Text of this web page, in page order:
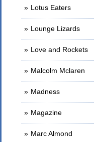
Lotus Eaters
Lounge Lizards
Love and Rockets
Malcolm Mclaren
Madness
Magazine
Marc Almond